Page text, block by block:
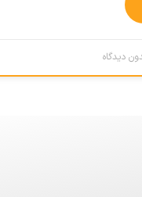
دیدگاه